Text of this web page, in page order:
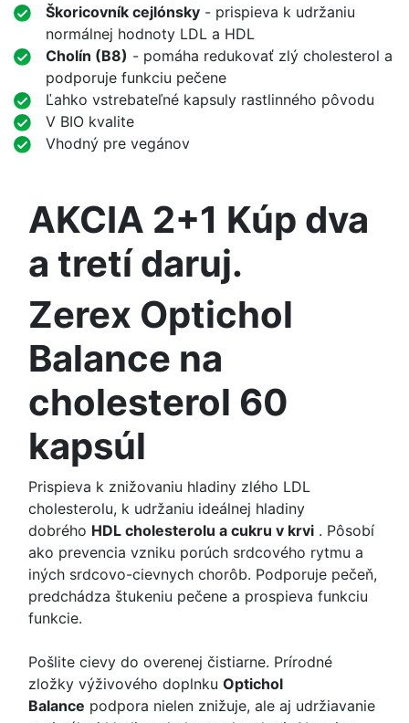
Škoricovník cejlónsky - prispieva k udržaniu
normálnej hodnoty LDL a HDL
Cholín (B8) - pomáha redukovať zlý cholesterol a
podporuje funkciu pečene
Ľahko vstrebateľné kapsuly rastlinného pôvodu
V BIO kvalite
Vhodný pre vegánov
AKCIA 2+1 Kúp dva
a tretí daruj.
Zerex Optichol
Balance na
cholesterol 60
kapsúl
Prispieva k znižovaniu hladiny zlého LDL
cholesterolu, k udržaniu ideálnej hladiny
dobrého HDL cholesterolu a cukru v krvi . Pôsobí
ako prevencia vzniku porúch srdcového rytmu a
iných srdcovo-cievnych chorôb. Podporuje pečeň,
predchádza štukeniu pečene a prospieva funkciu
funkcie.
Pošlite cievy do overenej čistiarne. Prírodné
zložky výživového doplnku Optichol
Balance podpora nielen znižuje, ale aj udržiavanie